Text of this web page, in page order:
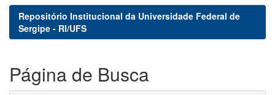
Repositório Institucional da Universidade Federal de
Sergipe - RI/UFS
Página de Busca